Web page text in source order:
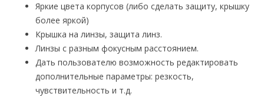
Яркие цвета корпусов (либо сделать защиту, крышку
более яркой)
Крышка на линзы, защита линз.
Линзы с разным фокусным расстоянием.
Дать пользователю возможность редактировать
дополнительные параметры: резкость,
чувствительность и т.д.